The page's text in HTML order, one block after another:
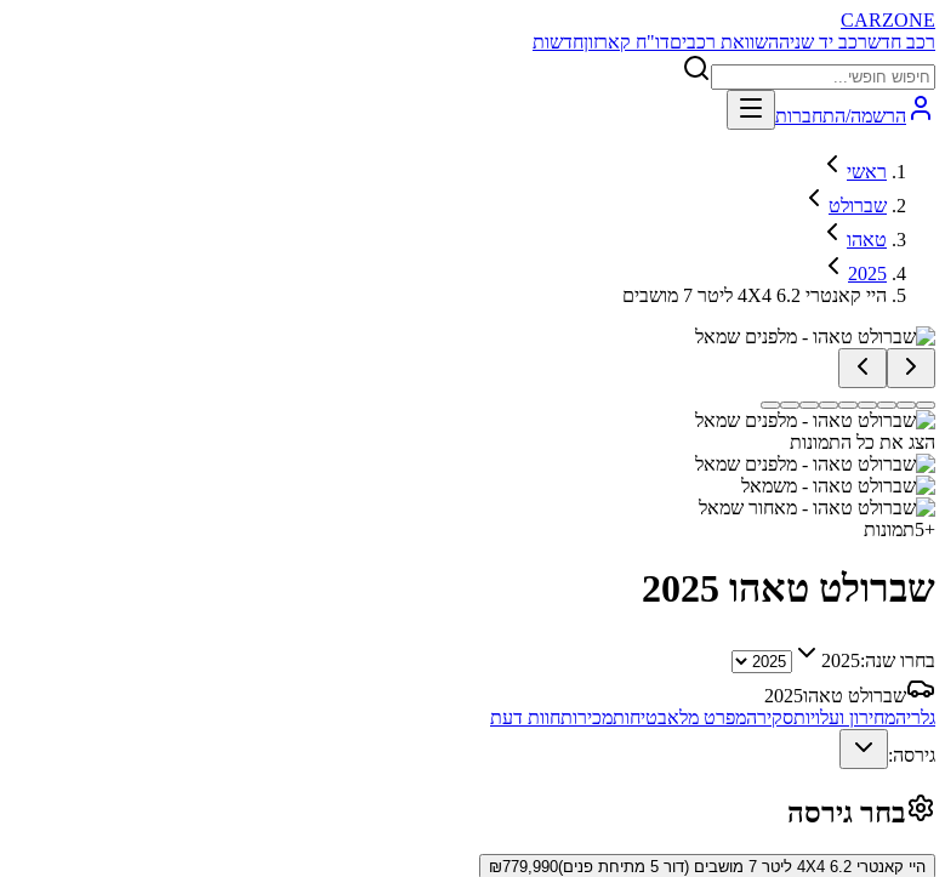
CARZONE
רכב חדשרכב יד שניההשוואת רכביםדו"ח קארזוןחדשות
הרשמה/התחברות
ראשי
שברולט
טאהו
2025
היי קאנטרי 4X4 6.2 ליטר 7 מושבים
הצג את כל התמונות
+
5תמונות
שברולט טאהו 2025
בחרו שנה:2025
שברולט טאהו2025
גלריהמחירון ועלויותסקירהמפרט מלאבטיחותמכירותחוות דעת
גירסה:
בחר גירסה
היי קאנטרי 4X4 6.2 ליטר 7 מושבים (דור 5 מתיחת פנים) ₪779,990